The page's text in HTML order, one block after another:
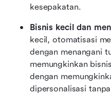
kesepakatan.
Bisnis kecil dan
kecil, otomatisasi
dengan menangani
memungkinkan
dengan
dipersonalisasi